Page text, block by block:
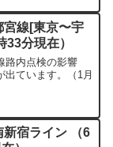
宮線[東京〜宇
分現在）
路内点検の影響
出ています。（1月
新宿ライン （6